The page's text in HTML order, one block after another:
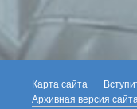
Карта сайта
Архивная версия